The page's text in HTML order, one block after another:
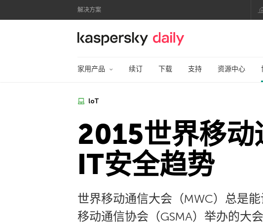
解决方案
卡巴斯基官方博客
家用产品 续订 下载 支持 资源中心
loT
2015世界移动
IT安全趋势
世界移动通信大会（MWC）总是
移动通信协会（GSMA）举办的大